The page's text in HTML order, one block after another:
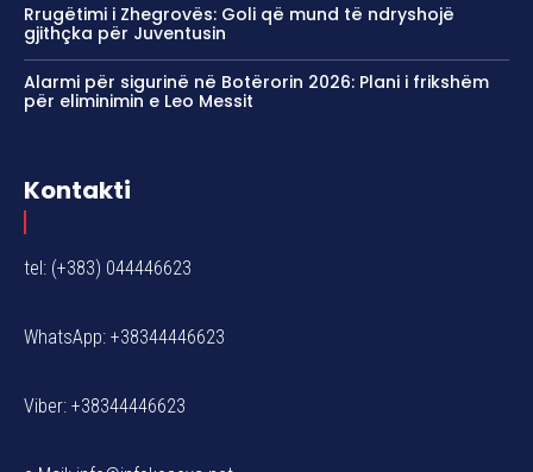
Rrugëtimi i Zhegrovës: Goli që mund të ndryshojë
gjithçka për Juventusin
Alarmi për sigurinë në Botërorin 2026: Plani i frikshëm
për eliminimin e Leo Messit
Kontakti
tel: (+383) 044446623
WhatsApp: +38344446623
Viber: +38344446623